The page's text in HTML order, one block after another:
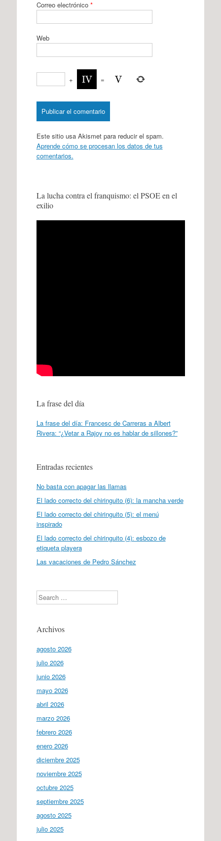
Correo electrónico *
Web
+ =
Este sitio usa Akismet para reducir el spam.
Aprende cómo se procesan los datos de tus
comentarios.
La lucha contra el franquismo: el PSOE en el
exilio
La frase del día
La frase del día: Francesc de Carreras a Albert
Rivera: “¿Vetar a Rajoy no es hablar de sillones?”
Entradas recientes
No basta con apagar las llamas
El lado correcto del chiringuito (6): la mancha verde
El lado correcto del chiringuito (5): el menú
inspirado
El lado correcto del chiringuito (4): esbozo de
etiqueta playera
Las vacaciones de Pedro Sánchez
Search
Archivos
agosto 2026
julio 2026
junio 2026
mayo 2026
abril 2026
marzo 2026
febrero 2026
enero 2026
diciembre 2025
noviembre 2025
octubre 2025
septiembre 2025
agosto 2025
julio 2025